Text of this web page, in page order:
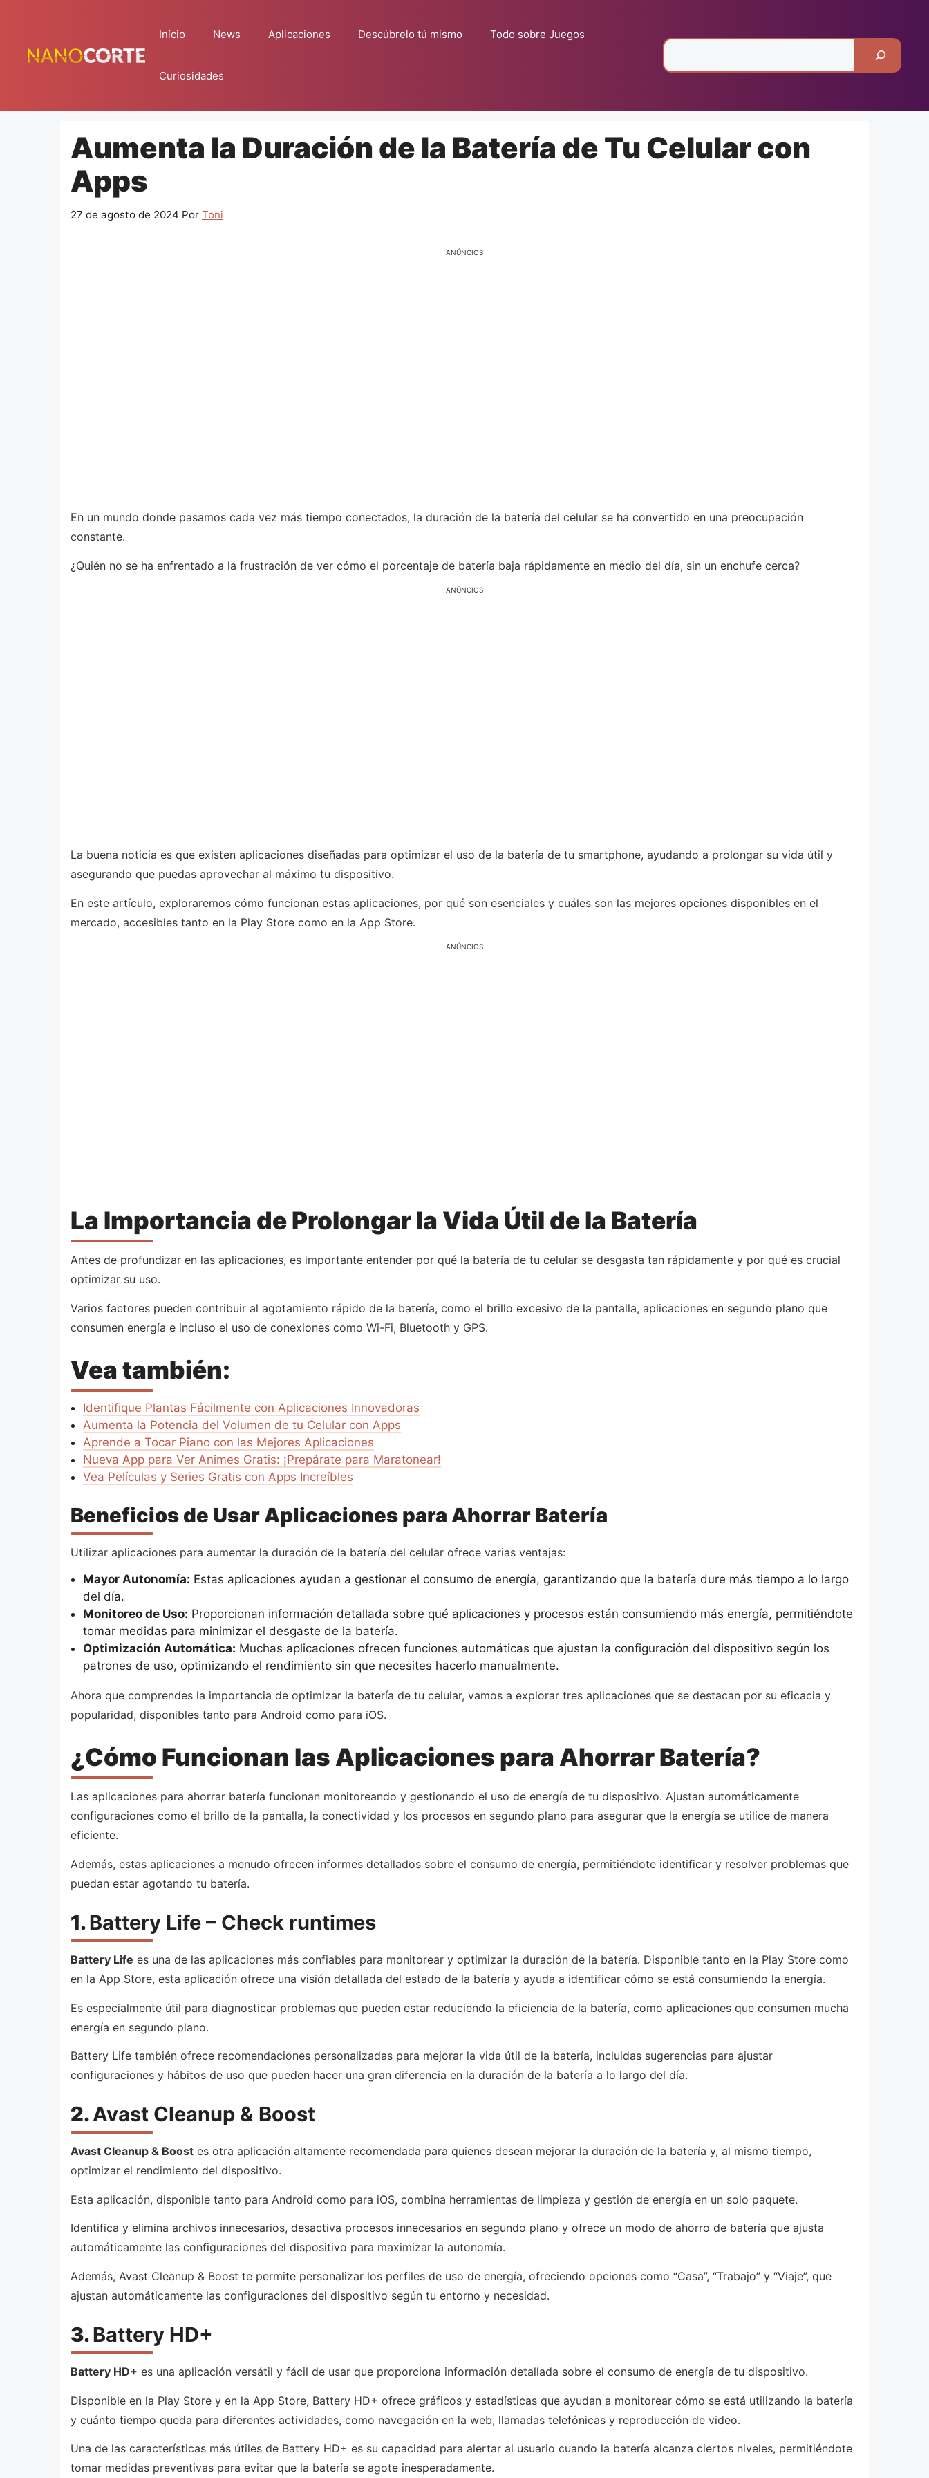
conteúdo
Início News Aplicaciones Descúbrelo tú mismo Todo sobre Juegos
Curiosidades
Aumenta la Duración de la Batería de Tu Celular con
Apps
27 de agosto de 2024 Por Toni
ANÚNCIOS
En un mundo donde pasamos cada vez más tiempo conectados, la duración de la batería del celular se ha convertido en una preocupación
constante.
¿Quién no se ha enfrentado a la frustración de ver cómo el porcentaje de batería baja rápidamente en medio del día, sin un enchufe cerca?
ANÚNCIOS
La buena noticia es que existen aplicaciones diseñadas para optimizar el uso de la batería de tu smartphone, ayudando a prolongar su vida útil y
asegurando que puedas aprovechar al máximo tu dispositivo.
En este artículo, exploraremos cómo funcionan estas aplicaciones, por qué son esenciales y cuáles son las mejores opciones disponibles en el
mercado, accesibles tanto en la Play Store como en la App Store.
ANÚNCIOS
La Importancia de Prolongar la Vida Útil de la Batería
Antes de profundizar en las aplicaciones, es importante entender por qué la batería de tu celular se desgasta tan rápidamente y por qué es crucial
optimizar su uso.
Varios factores pueden contribuir al agotamiento rápido de la batería, como el brillo excesivo de la pantalla, aplicaciones en segundo plano que
consumen energía e incluso el uso de conexiones como Wi-Fi, Bluetooth y GPS.
Vea también:
Identifique Plantas Fácilmente con Aplicaciones Innovadoras
Aumenta la Potencia del Volumen de tu Celular con Apps
Aprende a Tocar Piano con las Mejores Aplicaciones
Nueva App para Ver Animes Gratis: ¡Prepárate para Maratonear!
Vea Películas y Series Gratis con Apps Increíbles
Beneficios de Usar Aplicaciones para Ahorrar Batería
Utilizar aplicaciones para aumentar la duración de la batería del celular ofrece varias ventajas:
Mayor Autonomía: Estas aplicaciones ayudan a gestionar el consumo de energía, garantizando que la batería dure más tiempo a lo largo
del día.
Monitoreo de Uso: Proporcionan información detallada sobre qué aplicaciones y procesos están consumiendo más energía, permitiéndote
tomar medidas para minimizar el desgaste de la batería.
Optimización Automática: Muchas aplicaciones ofrecen funciones automáticas que ajustan la configuración del dispositivo según los
patrones de uso, optimizando el rendimiento sin que necesites hacerlo manualmente.
Ahora que comprendes la importancia de optimizar la batería de tu celular, vamos a explorar tres aplicaciones que se destacan por su eficacia y
popularidad, disponibles tanto para Android como para iOS.
¿Cómo Funcionan las Aplicaciones para Ahorrar Batería?
Las aplicaciones para ahorrar batería funcionan monitoreando y gestionando el uso de energía de tu dispositivo. Ajustan automáticamente
configuraciones como el brillo de la pantalla, la conectividad y los procesos en segundo plano para asegurar que la energía se utilice de manera
eficiente.
Además, estas aplicaciones a menudo ofrecen informes detallados sobre el consumo de energía, permitiéndote identificar y resolver problemas que
puedan estar agotando tu batería.
1.Battery Life – Check runtimes
Battery Life es una de las aplicaciones más confiables para monitorear y optimizar la duración de la batería. Disponible tanto en la Play Store como
en la App Store, esta aplicación ofrece una visión detallada del estado de la batería y ayuda a identificar cómo se está consumiendo la energía.
Es especialmente útil para diagnosticar problemas que pueden estar reduciendo la eficiencia de la batería, como aplicaciones que consumen mucha
energía en segundo plano.
Battery Life también ofrece recomendaciones personalizadas para mejorar la vida útil de la batería, incluidas sugerencias para ajustar
configuraciones y hábitos de uso que pueden hacer una gran diferencia en la duración de la batería a lo largo del día.
2.Avast Cleanup & Boost
Avast Cleanup & Boost es otra aplicación altamente recomendada para quienes desean mejorar la duración de la batería y, al mismo tiempo,
optimizar el rendimiento del dispositivo.
Esta aplicación, disponible tanto para Android como para iOS, combina herramientas de limpieza y gestión de energía en un solo paquete.
Identifica y elimina archivos innecesarios, desactiva procesos innecesarios en segundo plano y ofrece un modo de ahorro de batería que ajusta
automáticamente las configuraciones del dispositivo para maximizar la autonomía.
Además, Avast Cleanup & Boost te permite personalizar los perfiles de uso de energía, ofreciendo opciones como “Casa”, “Trabajo” y “Viaje”, que
ajustan automáticamente las configuraciones del dispositivo según tu entorno y necesidad.
3.Battery HD+
Battery HD+ es una aplicación versátil y fácil de usar que proporciona información detallada sobre el consumo de energía de tu dispositivo.
Disponible en la Play Store y en la App Store, Battery HD+ ofrece gráficos y estadísticas que ayudan a monitorear cómo se está utilizando la batería
y cuánto tiempo queda para diferentes actividades, como navegación en la web, llamadas telefónicas y reproducción de video.
Una de las características más útiles de Battery HD+ es su capacidad para alertar al usuario cuando la batería alcanza ciertos niveles, permitiéndote
tomar medidas preventivas para evitar que la batería se agote inesperadamente.